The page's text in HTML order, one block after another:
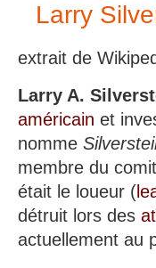
Larry
extrait de
Larry A.
américain et
nomme
membre du
était le loueur (
détruit lors des
actuellement au